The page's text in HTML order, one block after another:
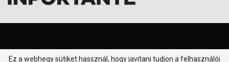
Ez a webhegy sütiket hassznál, hogy javítani tudjon a felhasználói